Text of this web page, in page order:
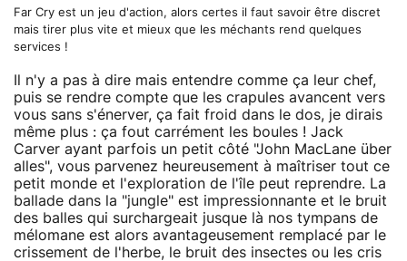
Far Cry est un jeu d'action, alors certes il faut savoir être discret
mais tirer plus vite et mieux que les méchants rend quelques
services !
Il n'y a pas à dire mais entendre comme ça leur chef,
puis se rendre compte que les crapules avancent vers
vous sans s'énerver, ça fait froid dans le dos, je dirais
même plus : ça fout carrément les boules ! Jack
Carver ayant parfois un petit côté "John MacLane über
alles", vous parvenez heureusement à maîtriser tout ce
petit monde et l'exploration de l'île peut reprendre. La
ballade dans la "jungle" est impressionnante et le bruit
des balles qui surchargeait jusque là nos tympans de
mélomane est alors avantageusement remplacé par le
crissement de l'herbe, le bruit des insectes ou les cris